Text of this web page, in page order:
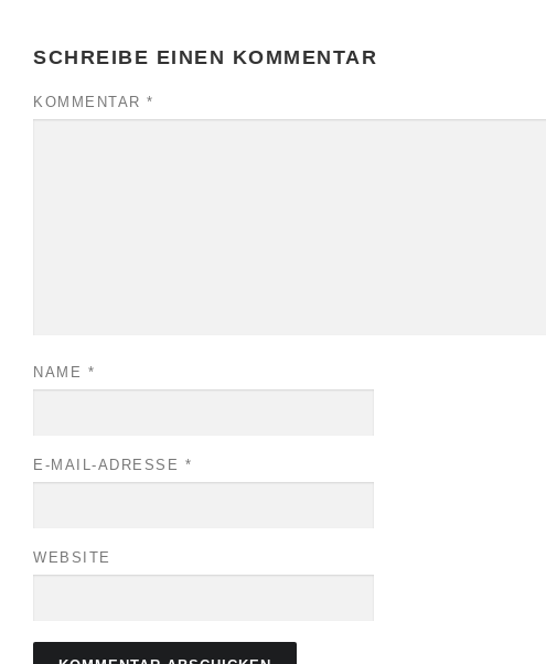
SCHREIBE EINEN KOMMENTAR
KOMMENTAR *
NAME *
E-MAIL-ADRESSE *
WEBSITE